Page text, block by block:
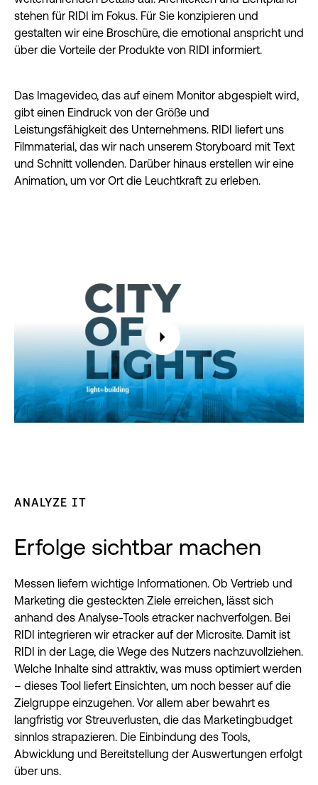
stehen für RIDI im Fokus. Für Sie konzipieren und
gestalten wir eine Broschüre, die emotional anspricht und
über die Vorteile der Produkte von RIDI informiert.
Das Imagevideo, das auf einem Monitor abgespielt wird,
gibt einen Eindruck von der Größe und
Leistungsfähigkeit des Unternehmens. RIDI liefert uns
Filmmaterial, das wir nach unserem Storyboard mit Text
und Schnitt vollenden. Darüber hinaus erstellen wir eine
Animation, um vor Ort die Leuchtkraft zu erleben.
ANALYZE IT
Erfolge sichtbar machen
Messen liefern wichtige Informationen. Ob Vertrieb und
Marketing die gesteckten Ziele erreichen, lässt sich
anhand des Analyse-Tools etracker nachverfolgen. Bei
RIDI integrieren wir etracker auf der Microsite. Damit ist
RIDI in der Lage, die Wege des Nutzers nachzuvollziehen.
Welche Inhalte sind attraktiv, was muss optimiert werden
– dieses Tool liefert Einsichten, um noch besser auf die
Zielgruppe einzugehen. Vor allem aber bewahrt es
langfristig vor Streuverlusten, die das Marketingbudget
sinnlos strapazieren. Die Einbindung des Tools,
Abwicklung und Bereitstellung der Auswertungen erfolgt
über uns.